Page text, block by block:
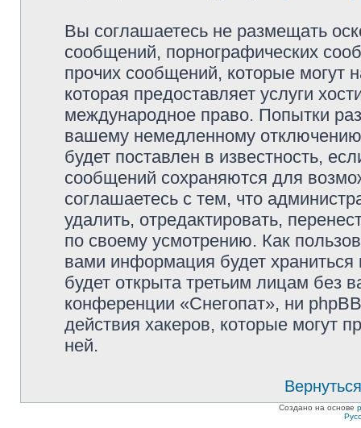
Вы соглашаетесь не размещать
сообщений, порнографических
прочих сообщений, которые могут
которая предоставляет услуги
международное право. Попытки
вашему немедленному
будет поставлен в известность,
сообщений сохраняются для
соглашаетесь с тем, что
удалить, отредактировать,
по своему усмотрению. Как
вами информация будет
будет открыта третьим лицам без
конференции «Снегопат», ни
действия хакеров, которые могут
ней.
Создано на основе